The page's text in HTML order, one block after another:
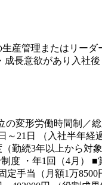
生産管理またはリー
成長意欲があり入社
の変形労働時間制／
～21日 （入社半年
（勤続3年以上から
度 ・年1回（4月）
定手当（月額1万